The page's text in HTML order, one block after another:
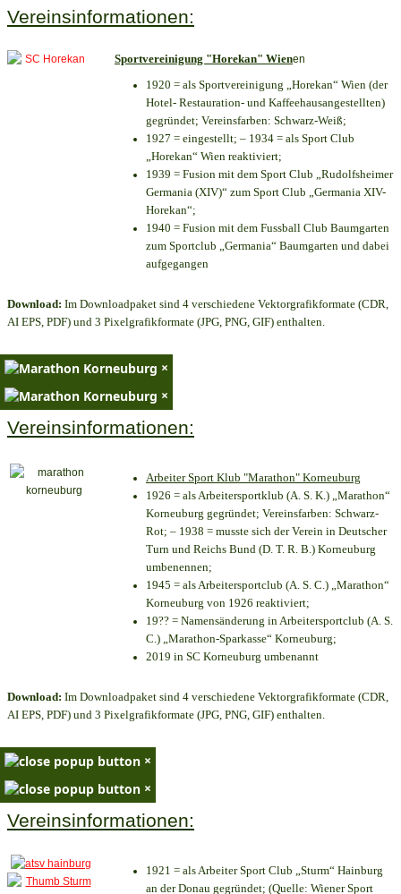
Vereinsinformationen:
Sportvereinigung "Horekan" Wienen
1920 = als Sportvereinigung „Horekan“ Wien (der
Hotel- Restauration- und Kaffeehausangestellten)
gegründet; Vereinsfarben: Schwarz-Weiß;
1927 = eingestellt; – 1934 = als Sport Club
„Horekan“ Wien reaktiviert;
1939 = Fusion mit dem Sport Club „Rudolfsheimer
Germania (XIV)“ zum Sport Club „Germania XIV-
Horekan“;
1940 = Fusion mit dem Fussball Club Baumgarten
zum Sportclub „Germania“ Baumgarten und dabei
aufgegangen
Download: Im Downloadpaket sind 4 verschiedene Vektorgrafikformate (CDR,
AI EPS, PDF) und 3 Pixelgrafikformate (JPG, PNG, GIF) enthalten.
×
×
Vereinsinformationen:
Arbeiter Sport Klub "Marathon" Korneuburg
1926 = als Arbeitersportklub (A. S. K.) „Marathon“
Korneuburg gegründet; Vereinsfarben: Schwarz-
Rot; – 1938 = musste sich der Verein in Deutscher
Turn und Reichs Bund (D. T. R. B.) Korneuburg
umbenennen;
1945 = als Arbeitersportclub (A. S. C.) „Marathon“
Korneuburg von 1926 reaktiviert;
19?? = Namensänderung in Arbeitersportclub (A. S.
C.) „Marathon-Sparkasse“ Korneuburg;
2019 in SC Korneuburg umbenannt
Download: Im Downloadpaket sind 4 verschiedene Vektorgrafikformate (CDR,
AI EPS, PDF) und 3 Pixelgrafikformate (JPG, PNG, GIF) enthalten.
×
×
Vereinsinformationen:
1921 = als Arbeiter Sport Club „Sturm“ Hainburg
an der Donau gegründet; (Quelle: Wiener Sport